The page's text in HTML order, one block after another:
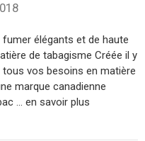
élégants et de haute
de tabagisme Créée il y
vos besoins en matière
marque canadienne
... en savoir plus